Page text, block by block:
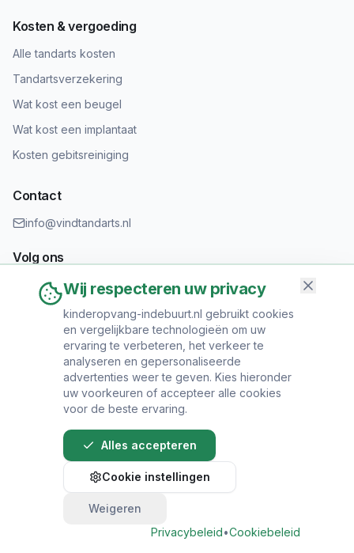
Kosten & vergoeding
Alle tandarts kosten
Tandartsverzekering
Wat kost een beugel
Wat kost een implantaat
Kosten gebitsreiniging
Contact
info@vindtandarts.nl
Volg ons
Informatie toevoegen?
Heeft u een tandartspraktijk? Neem contact op om uw praktijk
toe te voegen.
© 2024 Vind Tandarts. Alle rechten voorbehouden.
Over Ons
• Privacy Policy
Voorwaarden
• Sitemap
Wij respecteren uw privacy
kinderopvang-indebuurt.nl gebruikt cookies
en vergelijkbare technologieën om uw
ervaring te verbeteren, het verkeer te
analyseren en gepersonaliseerde
advertenties weer te geven. Kies hieronder
uw voorkeuren of accepteer alle cookies
voor de beste ervaring.
Alles accepteren
Cookie instellingen
Weigeren
Privacybeleid•Cookiebeleid